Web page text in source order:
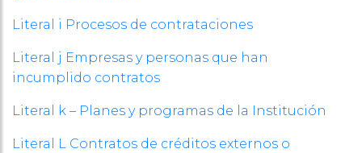
Literal i Procesos de contrataciones
Literal j Empresas y personas que han
incumplido contratos
Literal k – Planes y programas de la Institución
Literal L Contratos de créditos externos o